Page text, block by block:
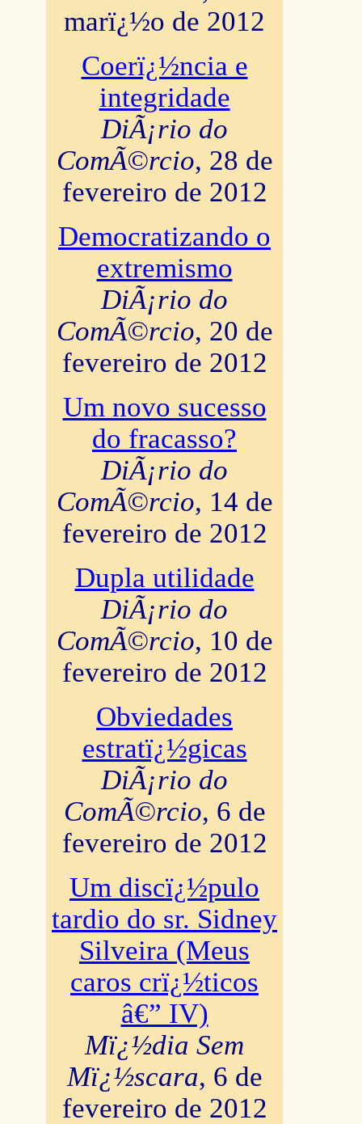
marï¿½o de 2012
Coerï¿½ncia e
integridade
DiÃ¡rio do
ComÃ©rcio, 28 de
fevereiro de 2012
Democratizando o
extremismo
DiÃ¡rio do
ComÃ©rcio, 20 de
fevereiro de 2012
Um novo sucesso
do fracasso?
DiÃ¡rio do
ComÃ©rcio, 14 de
fevereiro de 2012
Dupla utilidade
DiÃ¡rio do
ComÃ©rcio, 10 de
fevereiro de 2012
Obviedades
estratï¿½gicas
DiÃ¡rio do
ComÃ©rcio, 6 de
fevereiro de 2012
Um discï¿½pulo
tardio do sr. Sidney
Silveira (Meus
caros crï¿½ticos
â€” IV)
Mï¿½dia Sem
Mï¿½scara, 6 de
fevereiro de 2012